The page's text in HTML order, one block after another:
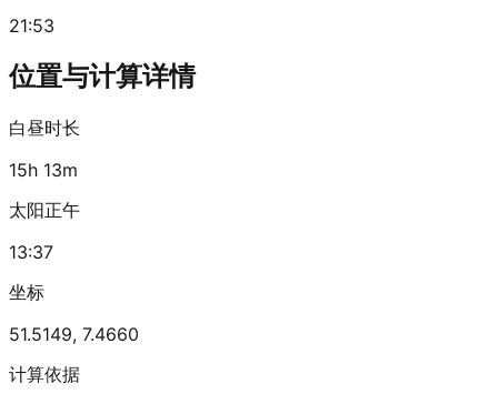
21:53
位置与计算详情
白昼时长
15h 13m
太阳正午
13:37
坐标
51.5149, 7.4660
计算依据